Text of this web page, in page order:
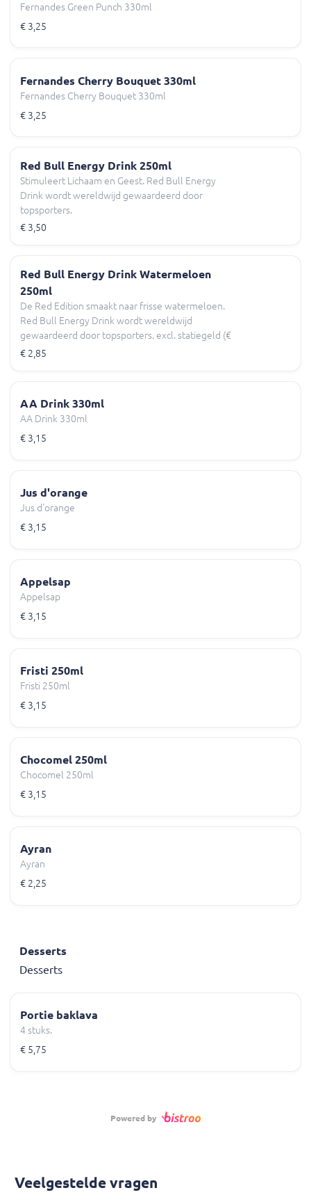
Fernandes Green Punch 330ml
€ 3,25
Fernandes Cherry Bouquet 330ml
Fernandes Cherry Bouquet 330ml
€ 3,25
Red Bull Energy Drink 250ml
Stimuleert Lichaam en Geest. Red Bull Energy
Drink wordt wereldwijd gewaardeerd door
topsporters.
€ 3,50
Red Bull Energy Drink Watermeloen
250ml
De Red Edition smaakt naar frisse watermeloen.
Red Bull Energy Drink wordt wereldwijd
gewaardeerd door topsporters. excl. statiegeld (€
0,00)
€ 2,85
AA Drink 330ml
AA Drink 330ml
€ 3,15
Jus d'orange
Jus d'orange
€ 3,15
Appelsap
Appelsap
€ 3,15
Fristi 250ml
Fristi 250ml
€ 3,15
Chocomel 250ml
Chocomel 250ml
€ 3,15
Ayran
Ayran
€ 2,25
Desserts
Desserts
Portie baklava
4 stuks.
€ 5,75
Powered by
Veelgestelde vragen